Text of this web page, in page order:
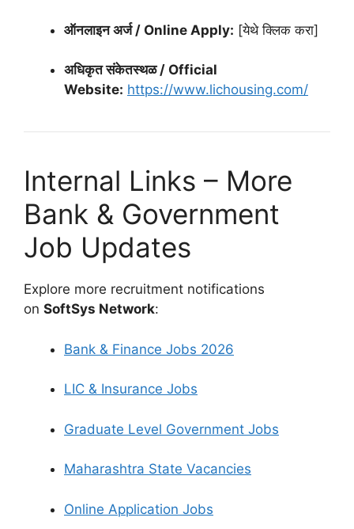
ऑनलाइन अर्ज / Online Apply: [येथे क्लिक करा]
अधिकृत संकेतस्थळ / Official
Website: https://www.lichousing.com/
Internal Links – More
Bank & Government
Job Updates
Explore more recruitment notifications
on SoftSys Network:
Bank & Finance Jobs 2026
LIC & Insurance Jobs
Graduate Level Government Jobs
Maharashtra State Vacancies
Online Application Jobs